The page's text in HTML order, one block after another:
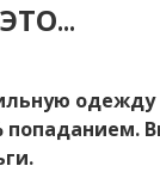
одежду
попаданием.